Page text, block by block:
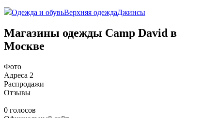
Одежда и обувьВерхняя одеждаДжинсы
Магазины одежды Camp David в
Москве
Фото
Адреса 2
Распродажи
Отзывы
0 голосов